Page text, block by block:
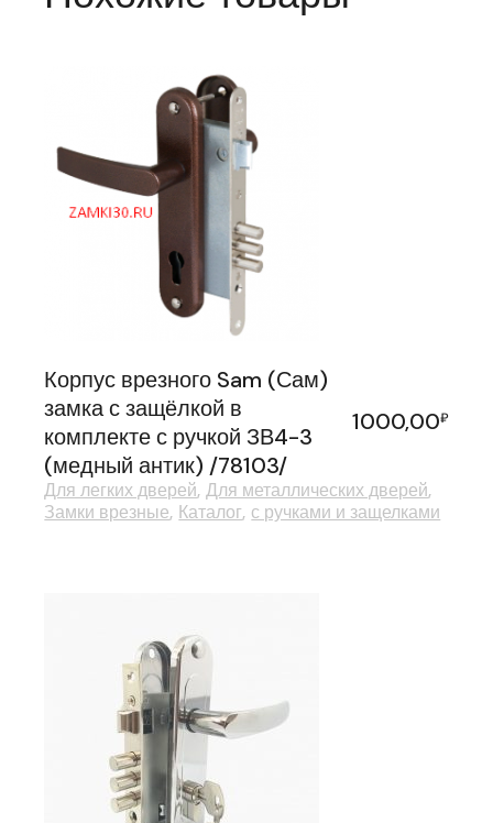
Корпус врезного Sam (Сам)
замка с защёлкой в
комплекте с ручкой ЗВ4-3
(медный антик) /78103/
1000,00₽
Для легких дверей Для металлических дверей
Замки врезные Каталог с ручками и защелками